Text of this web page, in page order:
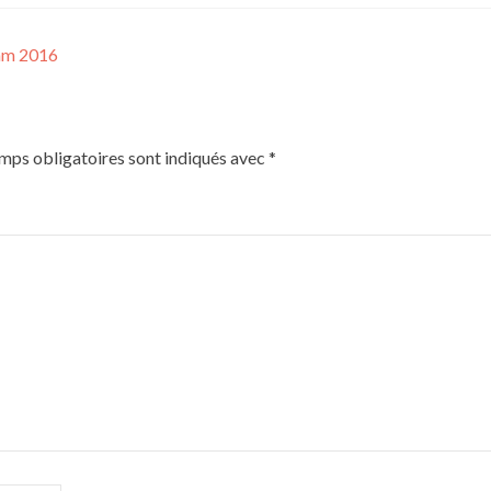
2016
obligatoires sont indiqués avec *